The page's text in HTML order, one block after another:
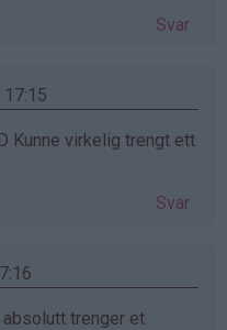
Svar
Kunne virkelig trengt ett
Svar
absolutt trenger et